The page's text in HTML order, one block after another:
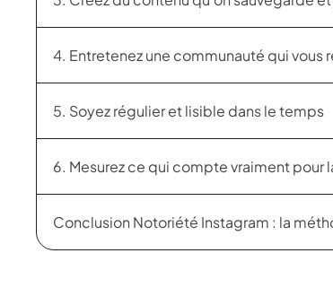
4. Entretenez une communauté qui vous
5. Soyez régulier et lisible dans le temps
6. Mesurez ce qui compte vraiment pour
Conclusion Notoriété Instagram : la